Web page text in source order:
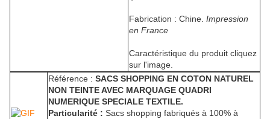
Fabrication : Chine. Impression
en France
Caractéristique du produit cliquez
sur l'image.
Référence : SACS SHOPPING EN COTON NATUREL
NON TEINTE AVEC MARQUAGE QUADRI
NUMERIQUE SPECIALE TEXTILE.
Particularité : Sacs shopping fabriqués à 100% à